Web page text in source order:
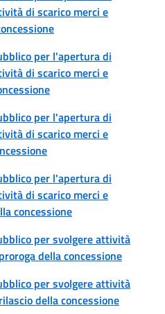
di scarico merci e
per l'apertura di
di scarico merci e
per l'apertura di
di scarico merci e
per l'apertura di
di scarico merci e
concessione
per svolgere attività
della concessione
per svolgere attività
della concessione